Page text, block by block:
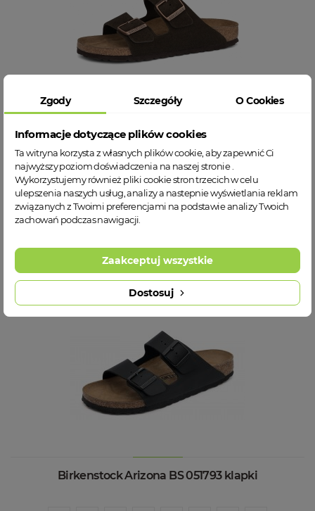
36 37 38 39 40
549,00 zł
Birkenstock Arizona BS 051793 klapki
Zgody Szczegóły O Cookies
Informacje dotyczące plików cookies
Ta witryna korzysta z własnych plików cookie, aby zapewnić Ci
najwyższy poziom doświadczenia na naszej stronie .
Wykorzystujemy również pliki cookie stron trzecich w celu
ulepszenia naszych usług, analizy a nastepnie wyświetlania reklam
związanych z Twoimi preferencjami na podstawie analizy Twoich
zachowań podczas nawigacji.
Dostosuj
Zaakceptuj wszystkie